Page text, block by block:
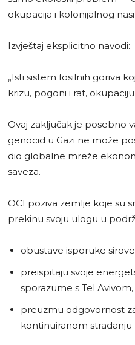
okupacija i kolonijalnog
Izvještaj eksplicitno navodi:
„Isti sistem fosilnih goriva
krizu, pogoni i rat,
Ovaj zaključak je posebno
genocid u Gazi ne može
dio globalne mreže
saveza.
OCI poziva zemlje koje su
prekinu svoju ulogu u
obustave isporuke
preispitaju svoje
sporazume s Tel Avivom,
preuzmu odgovornost
kontinuiranom